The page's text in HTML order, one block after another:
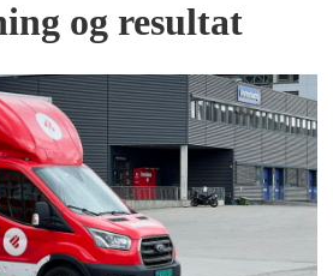
og resultat